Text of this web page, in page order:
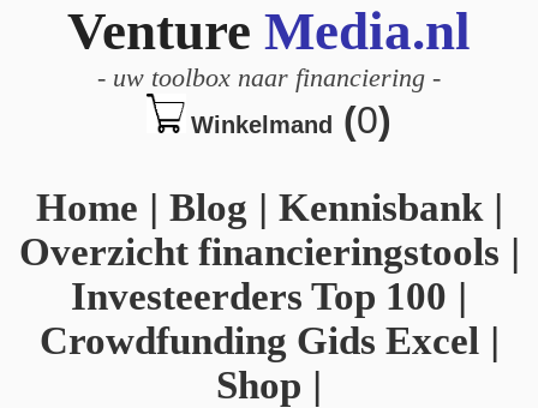
Venture Media.nl
- uw toolbox naar financiering -
Winkelmand (0)
Home | Blog | Kennisbank|
Overzicht financieringstools |
Investeerders Top 100 |
Crowdfunding Gids Excel |
Shop |